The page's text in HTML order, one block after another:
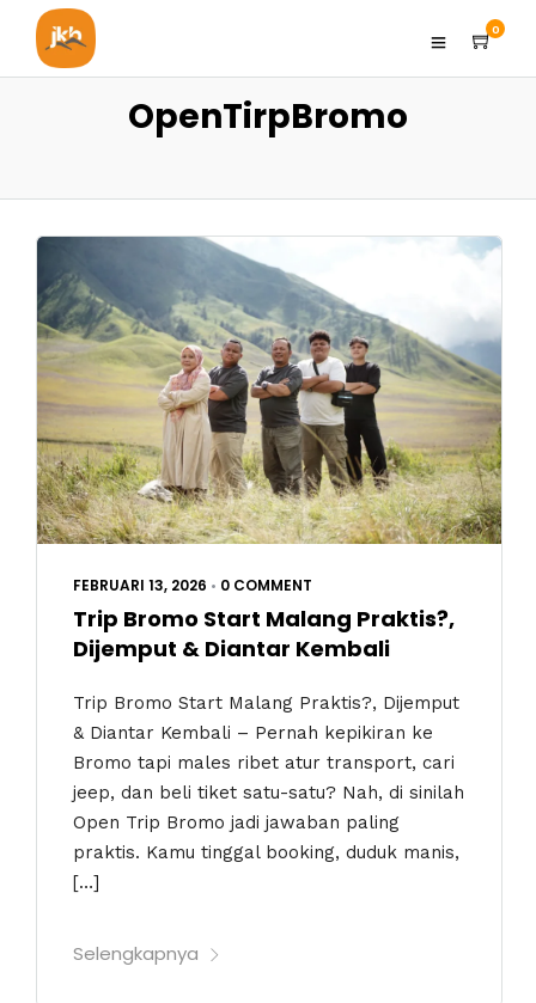
0
OpenTirpBromo
FEBRUARI 13, 2026 • 0 COMMENT
Trip Bromo Start Malang Praktis?,
Dijemput & Diantar Kembali
Trip Bromo Start Malang Praktis?, Dijemput
& Diantar Kembali – Pernah kepikiran ke
Bromo tapi males ribet atur transport, cari
jeep, dan beli tiket satu-satu? Nah, di sinilah
Open Trip Bromo jadi jawaban paling
praktis. Kamu tinggal booking, duduk manis,
[…]
Selengkapnya